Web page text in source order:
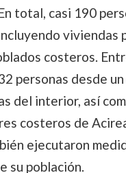
total, casi 190
viviendas
costeros.
personas desde
del interior, así
costeros de
ejecutaron
su población.